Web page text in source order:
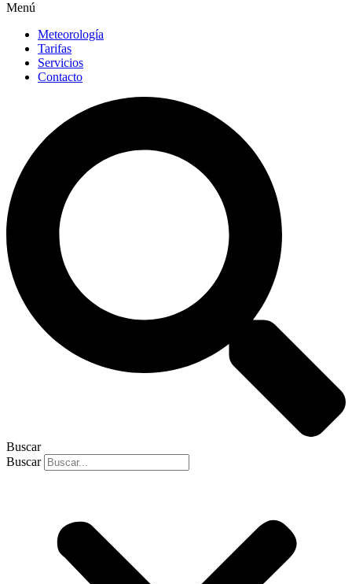
Menú
Meteorología
Tarifas
Servicios
Contacto
Buscar
Buscar